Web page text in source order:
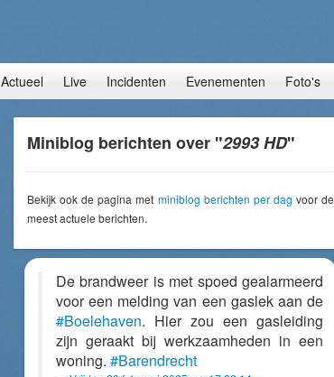
Actueel Live Incidenten Evenementen Foto's
Miniblog berichten over "2993 HD"
Bekijk ook de pagina met miniblog berichten per dag voor de
meest actuele berichten.
De brandweer is met spoed gealarmeerd
voor een melding van een gaslek aan de
#Boelehaven. Hier zou een gasleiding
zijn geraakt bij werkzaamheden in een
woning. #Barendrecht